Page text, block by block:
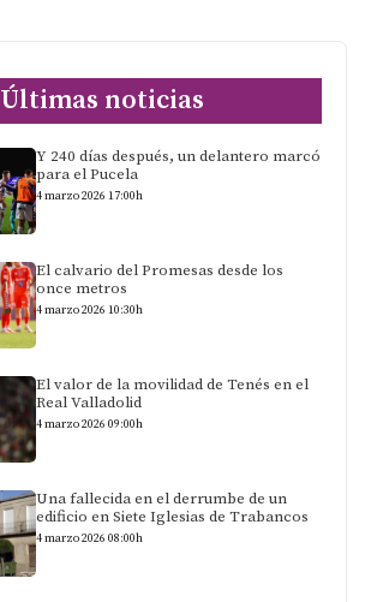
Últimas noticias
Y 240 días después, un delantero marcó
para el Pucela
4 marzo 2026 17:00h
El calvario del Promesas desde los
once metros
4 marzo 2026 10:30h
El valor de la movilidad de Tenés en el
Real Valladolid
4 marzo 2026 09:00h
Una fallecida en el derrumbe de un
edificio en Siete Iglesias de Trabancos
4 marzo 2026 08:00h